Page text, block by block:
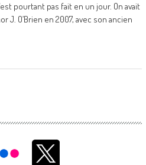
pourtant pas fait en un jour. On avait
J. O’Brien en 2007, avec son ancien